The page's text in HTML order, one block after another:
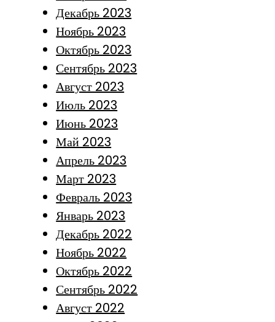
Декабрь 2023
Ноябрь 2023
Октябрь 2023
Сентябрь 2023
Август 2023
Июль 2023
Июнь 2023
Май 2023
Апрель 2023
Март 2023
Февраль 2023
Январь 2023
Декабрь 2022
Ноябрь 2022
Октябрь 2022
Сентябрь 2022
Август 2022